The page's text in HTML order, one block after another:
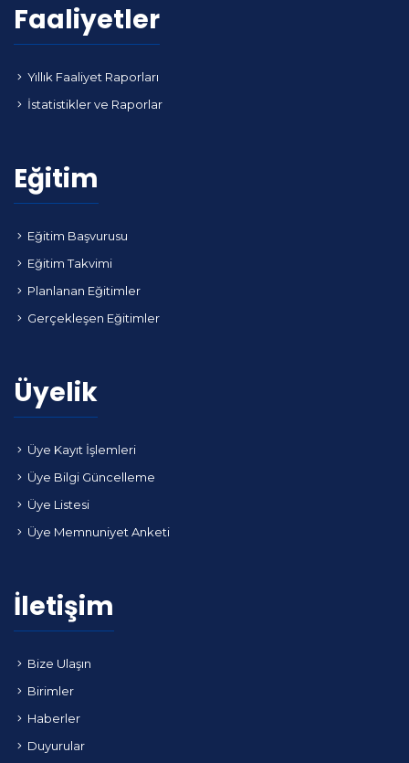
Faaliyetler
Yıllık Faaliyet Raporları
İstatistikler ve Raporlar
Eğitim
Eğitim Başvurusu
Eğitim Takvimi
Planlanan Eğitimler
Gerçekleşen Eğitimler
Üyelik
Üye Kayıt İşlemleri
Üye Bilgi Güncelleme
Üye Listesi
Üye Memnuniyet Anketi
İletişim
Bize Ulaşın
Birimler
Haberler
Duyurular